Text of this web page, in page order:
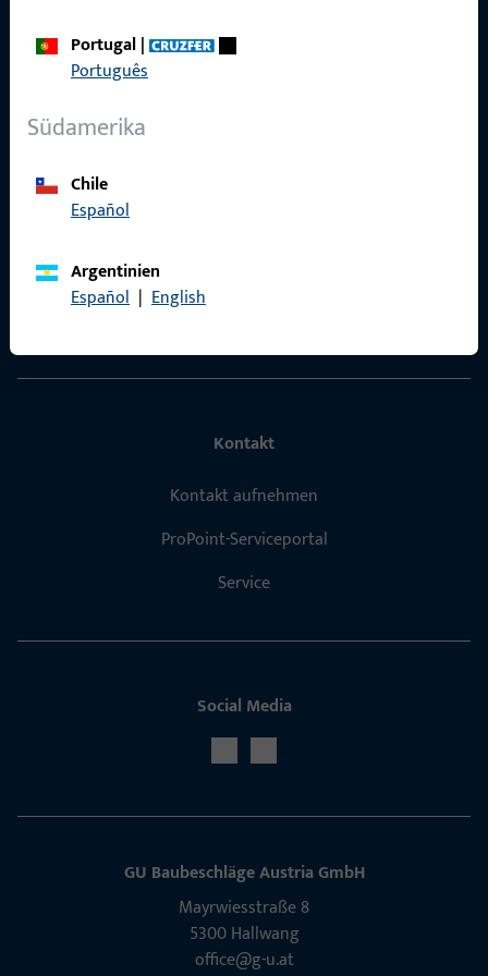
Portugal|
Português
Südamerika
Chile
Español
Argentinien
Español | English
Kontakt
Kontakt aufnehmen
ProPoint-Serviceportal
Service
Social Media
GU Baubeschläge Aus­tria GmbH
Mayrwies­straße 8
5300 Hall­wang
office@g-u.at